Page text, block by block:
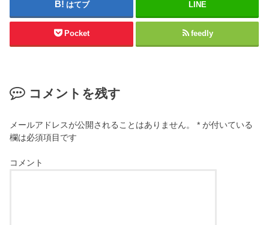
はてブ LINE
Pocket feedly
コメントを残す
メールアドレスが公開されることはありません。 * が付いている
欄は必須項目です
コメント